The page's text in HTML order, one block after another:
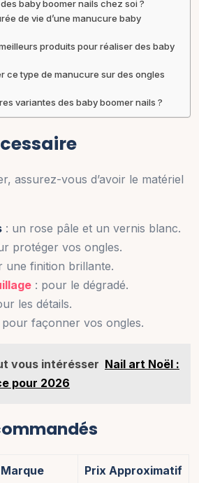
baby boomer nails chez soi ?
de vie d’une manucure baby
produits pour réaliser des baby
ce type de manucure sur des ongles
variantes des baby boomer nails ?
assurez-vous d’avoir le matériel
: un rose pâle et un vernis blanc.
protéger vos ongles.
une finition brillante.
: pour le dégradé.
les détails.
pour façonner vos ongles.
vous intérésser Nail art Noël :
pour 2026
Marque Prix Approximatif